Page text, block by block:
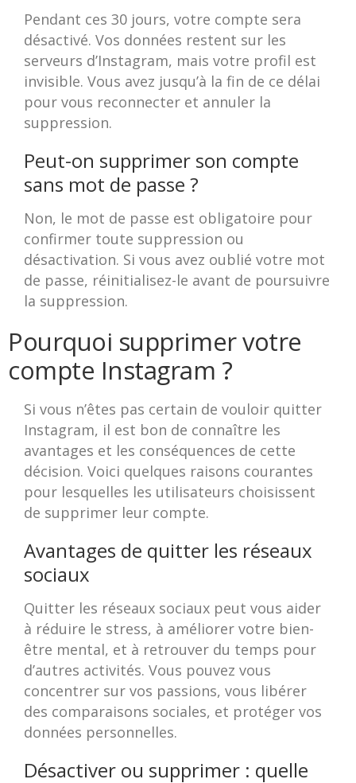
Pendant ces 30 jours, votre compte sera
désactivé. Vos données restent sur les
serveurs d’Instagram, mais votre profil est
invisible. Vous avez jusqu’à la fin de ce délai
pour vous reconnecter et annuler la
suppression.
Peut-on supprimer son compte
sans mot de passe ?
Non, le mot de passe est obligatoire pour
confirmer toute suppression ou
désactivation. Si vous avez oublié votre mot
de passe, réinitialisez-le avant de poursuivre
la suppression.
Pourquoi supprimer votre
compte Instagram ?
Si vous n’êtes pas certain de vouloir quitter
Instagram, il est bon de connaître les
avantages et les conséquences de cette
décision. Voici quelques raisons courantes
pour lesquelles les utilisateurs choisissent
de supprimer leur compte.
Avantages de quitter les réseaux
sociaux
Quitter les réseaux sociaux peut vous aider
à réduire le stress, à améliorer votre bien-
être mental, et à retrouver du temps pour
d’autres activités. Vous pouvez vous
concentrer sur vos passions, vous libérer
des comparaisons sociales, et protéger vos
données personnelles.
Désactiver ou supprimer : quelle